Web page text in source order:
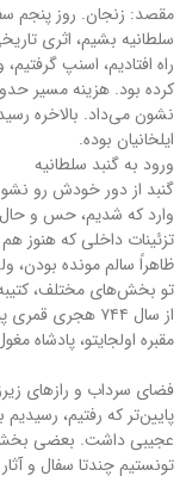
مقصد: زنجان. روز پنجم
سلطانیه بشیم، اثری
راه افتادیم، اسنپ
نشون می‌داد. بالاخره
ایلخانیان بوده.
ورود به گنبد سلطانیه
گنبد از دور خودش رو
وارد که شدیم، حس و
تزئینات داخلی که هنوز
ظاهراً سالم مونده
تو بخش‌های مختلف،
از سال ۷۴۴
مقبره اولجایتو، پادشاه
فضای سرداب و رازهای
پایین‌تر که رفتیم،
عجیبی داشت. بعضی
تونستیم چندتا سفال و